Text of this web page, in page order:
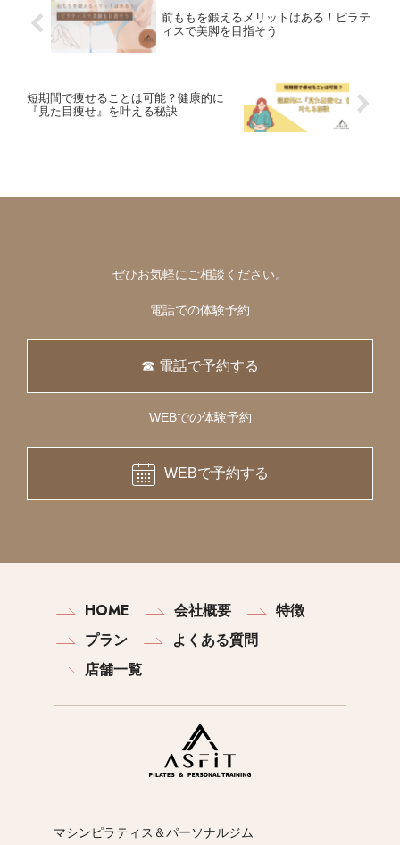
前ももを鍛えるメリットはある！ピラテ
ィスで美脚を目指そう
短期間で痩せることは可能？健康的に
『見た目痩せ』を叶える秘訣
ぜひお気軽にご相談ください。
電話での体験予約
☎ 電話で予約する
WEBでの体験予約
WEBで予約する
HOME 会社概要
特徴
プラン
よくある質問
店舗一覧
マシンピラティス＆パーソナルジム